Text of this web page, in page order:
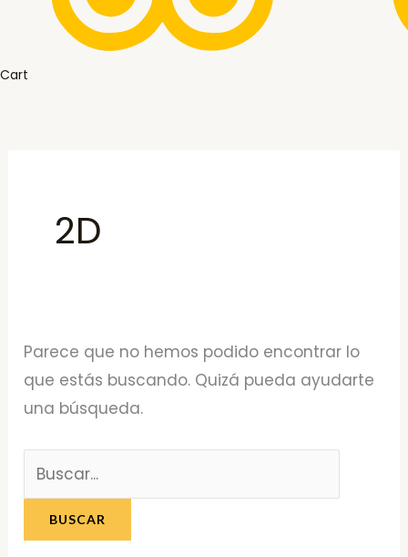
Cart
2D
Parece que no hemos podido encontrar lo
que estás buscando. Quizá pueda ayudarte
una búsqueda.